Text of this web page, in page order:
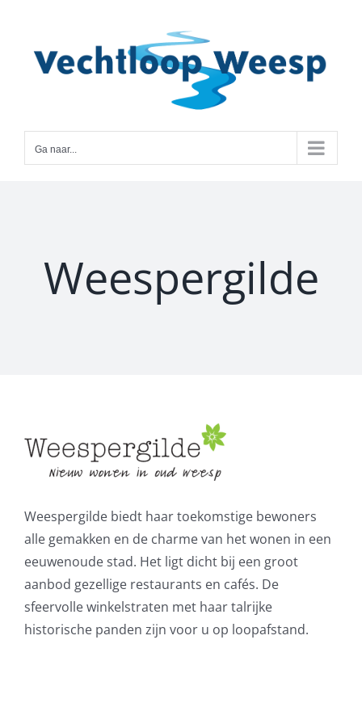
inhoud
Ga naar...
Weespergilde
Weespergilde biedt haar toekomstige bewoners
alle gemakken en de charme van het wonen in een
eeuwenoude stad. Het ligt dicht bij een groot
aanbod gezellige restaurants en cafés. De
sfeervolle winkelstraten met haar talrijke
historische panden zijn voor u op loopafstand.